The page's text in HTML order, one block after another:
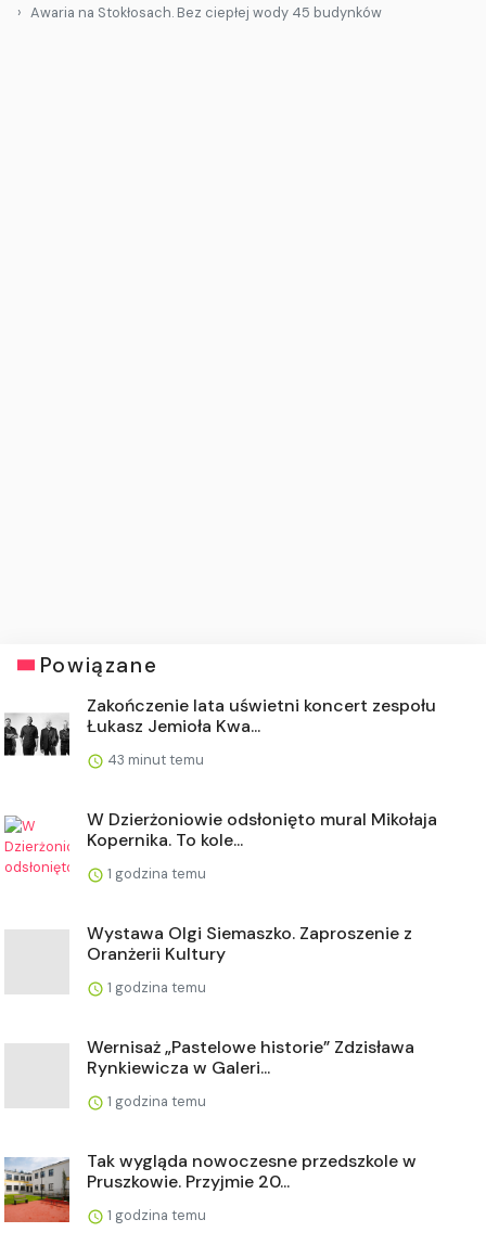
Awaria na Stokłosach. Bez ciepłej wody 45 budynków
Powiązane
Zakończenie lata uświetni koncert zespołu
Łukasz Jemioła Kwa...
43 minut temu
W Dzierżoniowie odsłonięto mural Mikołaja
Kopernika. To kole...
1 godzina temu
Wystawa Olgi Siemaszko. Zaproszenie z
Oranżerii Kultury
1 godzina temu
Wernisaż „Pastelowe historie” Zdzisława
Rynkiewicza w Galeri...
1 godzina temu
Tak wygląda nowoczesne przedszkole w
Pruszkowie. Przyjmie 20...
1 godzina temu